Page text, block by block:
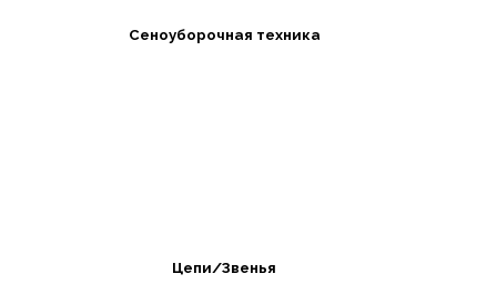
Сеноуборочная техника
Цепи/Звенья